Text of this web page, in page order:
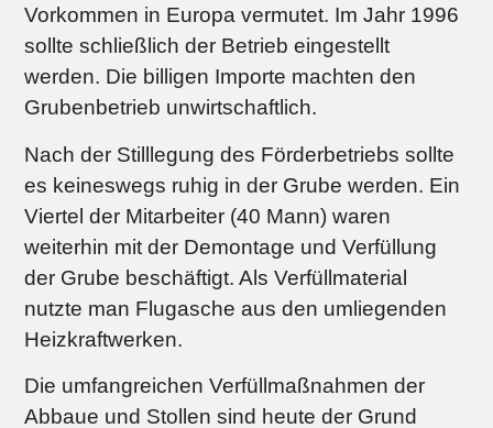
Vorkommen in Europa vermutet. Im Jahr 1996
sollte schließlich der Betrieb eingestellt
werden. Die billigen Importe machten den
Grubenbetrieb unwirtschaftlich.
Nach der Stilllegung des Förderbetriebs sollte
es keineswegs ruhig in der Grube werden. Ein
Viertel der Mitarbeiter (40 Mann) waren
weiterhin mit der Demontage und Verfüllung
der Grube beschäftigt. Als Verfüllmaterial
nutzte man Flugasche aus den umliegenden
Heizkraftwerken.
Die umfangreichen Verfüllmaßnahmen der
Abbaue und Stollen sind heute der Grund